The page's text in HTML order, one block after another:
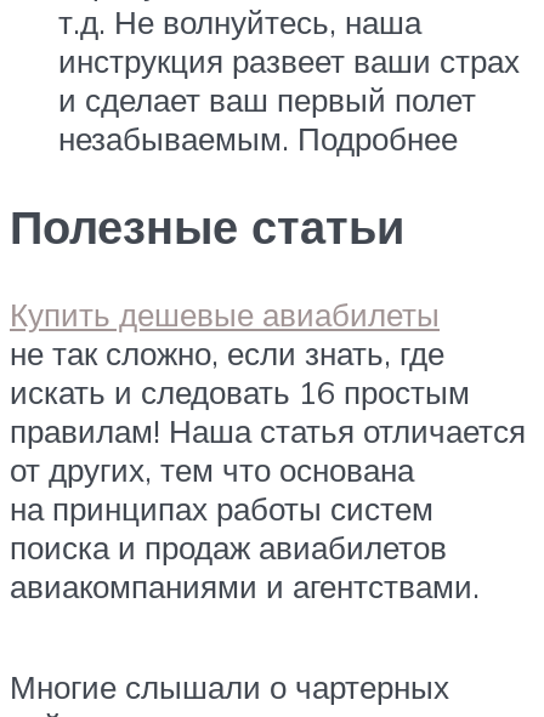
т.д. Не волнуйтесь, наша
инструкция развеет ваши страх
и сделает ваш первый полет
незабываемым. Подробнее
Полезные статьи
Купить дешевые авиабилеты
не так сложно, если знать, где
искать и следовать 16 простым
правилам! Наша статья отличается
от других, тем что основана
на принципах работы систем
поиска и продаж авиабилетов
авиакомпаниями и агентствами.
Многие слышали о чартерных